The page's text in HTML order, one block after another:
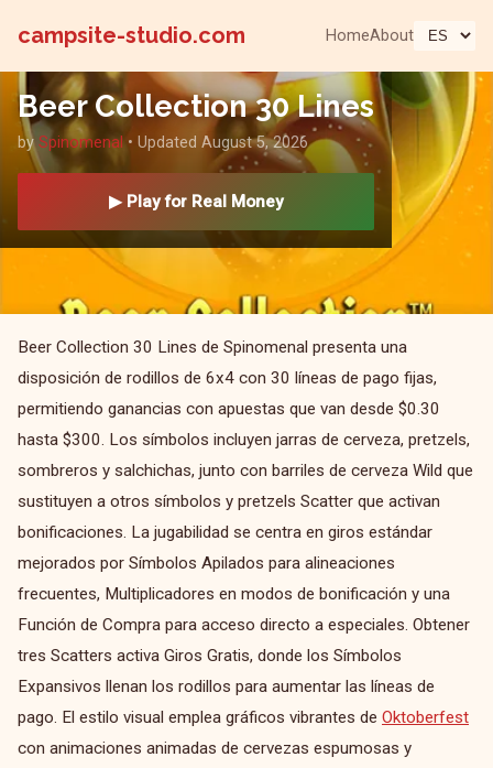
campsite-studio.com HomeAbout
Beer Collection 30 Lines
bySpinomenal • Updated August 5, 2026
▶ Play for Real Money
Beer Collection 30 Lines de Spinomenal presenta una
disposición de rodillos de 6x4 con 30 líneas de pago fijas,
permitiendo ganancias con apuestas que van desde $0.30
hasta $300. Los símbolos incluyen jarras de cerveza, pretzels,
sombreros y salchichas, junto con barriles de cerveza Wild que
sustituyen a otros símbolos y pretzels Scatter que activan
bonificaciones. La jugabilidad se centra en giros estándar
mejorados por Símbolos Apilados para alineaciones
frecuentes, Multiplicadores en modos de bonificación y una
Función de Compra para acceso directo a especiales. Obtener
tres Scatters activa Giros Gratis, donde los Símbolos
Expansivos llenan los rodillos para aumentar las líneas de
pago. El estilo visual emplea gráficos vibrantes de Oktoberfest
con animaciones animadas de cervezas espumosas y